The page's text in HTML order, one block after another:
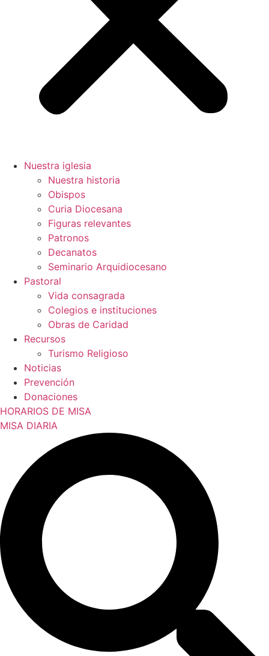
Nuestra iglesia
Nuestra historia
Obispos
Curia Diocesana
Figuras relevantes
Patronos
Decanatos
Seminario Arquidiocesano
Pastoral
Vida consagrada
Colegios e instituciones
Obras de Caridad
Recursos
Turismo Religioso
Noticias
Prevención
Donaciones
HORARIOS DE MISA
MISA DIARIA